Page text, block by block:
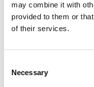
may combine it with
provided to them or
of their services.
Selection
Necessary